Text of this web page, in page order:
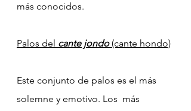
más conocidos.
Palos del cante jondo (cante hondo)
Este conjunto de palos es el más
solemne y emotivo. Los  más